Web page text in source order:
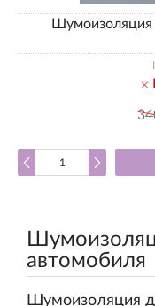
Шумоизоляция
автомобиля
Шумоизоляция